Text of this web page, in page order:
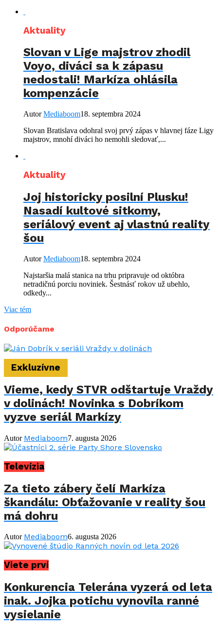
Aktuality
Slovan v Lige majstrov zhodil
Voyo, diváci sa k zápasu
nedostali! Markíza ohlásila
kompenzácie
AutorMediaboom18. septembra 2024
Slovan Bratislava odohral svoj prvý zápas v hlavnej fáze Ligy
majstrov, mnohí diváci ho nemohli sledovať,...
Aktuality
Joj historicky posilní Plusku!
Nasadí kultové sitkomy,
seriálový event aj vlastnú reality
šou
AutorMediaboom18. septembra 2024
Najstaršia malá stanica na trhu pripravuje od októbra
netradičnú porciu noviniek. Šestnásť rokov už ubehlo,
odkedy...
Viac tém
Odporúčame
Exkluzívne
Vieme, kedy STVR odštartuje Vraždy
v dolinách! Novinka s Dobríkom
vyzve seriál Markízy
Autor Mediaboom7. augusta 2026
Televízia
Za tieto zábery čelí Markíza
škandálu: Obťažovanie v reality šou
má dohru
Autor Mediaboom6. augusta 2026
Viete prví
Konkurencia Telerána vyzerá od leta
inak. Jojka potichu vynovila ranné
vysielanie